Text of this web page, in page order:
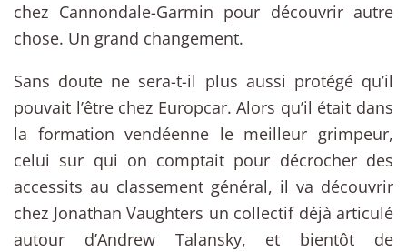
chez Cannondale-Garmin pour découvrir autre
chose. Un grand changement.
Sans doute ne sera-t-il plus aussi protégé qu’il
pouvait l’être chez Europcar. Alors qu’il était dans
la formation vendéenne le meilleur grimpeur,
celui sur qui on comptait pour décrocher des
accessits au classement général, il va découvrir
chez Jonathan Vaughters un collectif déjà articulé
autour d’Andrew Talansky, et bientôt de